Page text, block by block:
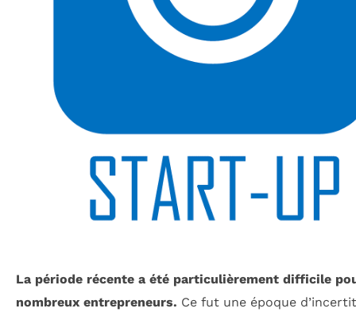
La période récente a été particulièrement difficile
nombreux entrepreneurs. Ce fut une époque